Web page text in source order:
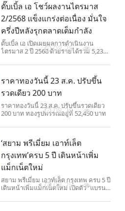
ดั๊บเบิ้ล เอ โชว์ผลงานไตรมาส
2/2568 แข็งแกร่งต่อเนื่อง มั่นใจ
ครึ่งปีหลังรุกตลาดเต็มกำลัง
ดั๊บเบิ้ล เอ เปิดเผยผลการดำเนินงาน
ไตรมาส 2 ปี 2568 ด้วยรายได้รวม 5,238
ใกล้เคียงกับผลประกอบการในไตรมาส
แรก สะท้อนศักยภาพการทำกำไรอย่าง
ต่อเนื่อง
08-25
ราคาทองวันนี้ 23 ส.ค. ปรับขึ้น
รวดเดียว 200 บาท
ราคาทองวันนี้ 23 ส.ค. ปรับขึ้นรวดเดียว
200 บาท ทองรูปพรรณอยู่ที่ 52,450 บาท
08-25
‘สยาม พรีเมี่ยม เอาท์เล็ต
กรุงเทพ’ครบ 5 ปี เดินหน้าเพิ่ม
แม็กเน็ตใหม่
สยาม พรีเมี่ยม เอาท์เล็ต กรุงเทพ ครบ 5 ปี
เดินหน้าเพิ่มแม็กเน็ตใหม่ เปิดตัว “แบรนด์
08-25